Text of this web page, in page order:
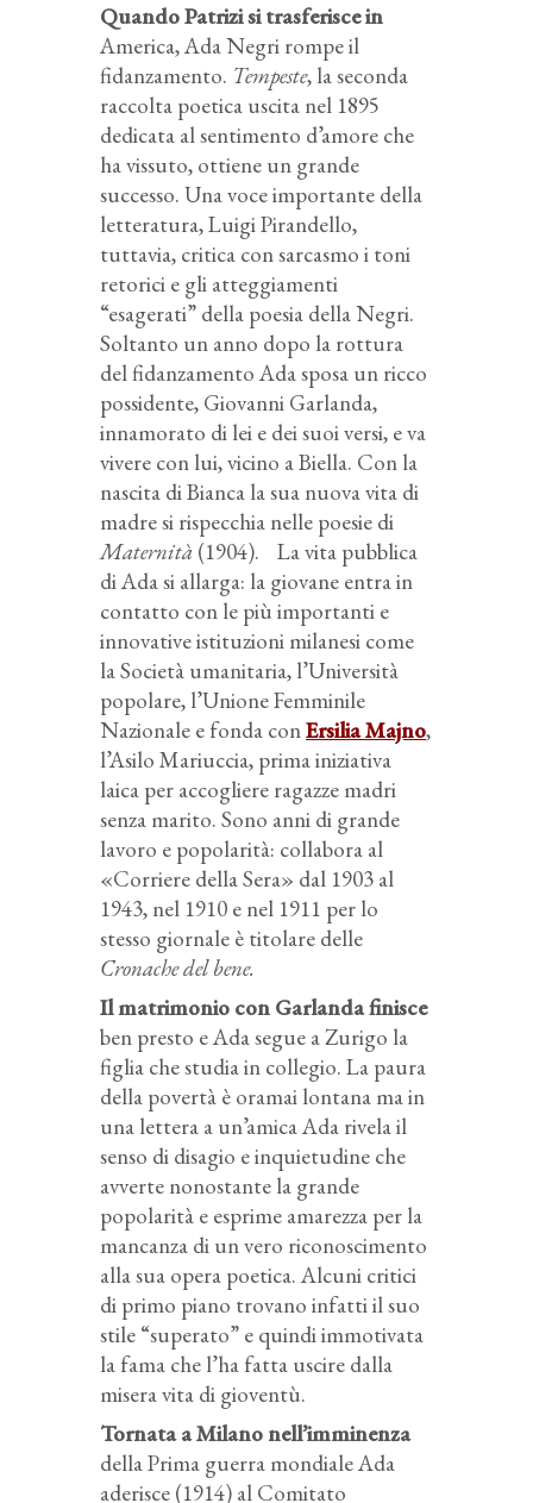
Quando Patrizi si trasferisce in
America, Ada Negri rompe il
fidanzamento. Tempeste, la seconda
raccolta poetica uscita nel 1895
dedicata al sentimento d’amore che
ha vissuto, ottiene un grande
successo. Una voce importante della
letteratura, Luigi Pirandello,
tuttavia, critica con sarcasmo i toni
retorici e gli atteggiamenti
“esagerati” della poesia della Negri.
Soltanto un anno dopo la rottura
del fidanzamento Ada sposa un ricco
possidente, Giovanni Garlanda,
innamorato di lei e dei suoi versi, e va
vivere con lui, vicino a Biella. Con la
nascita di Bianca la sua nuova vita di
madre si rispecchia nelle poesie di
Maternità (1904). La vita pubblica
di Ada si allarga: la giovane entra in
contatto con le più importanti e
innovative istituzioni milanesi come
la Società umanitaria, l’Università
popolare, l’Unione Femminile
Nazionale e fonda conErsilia Majno,
l’Asilo Mariuccia, prima iniziativa
laica per accogliere ragazze madri
senza marito. Sono anni di grande
lavoro e popolarità: collabora al
«Corriere della Sera» dal 1903 al
1943, nel 1910 e nel 1911 per lo
stesso giornale è titolare delle
Cronache del bene.
Il matrimonio con Garlanda finisce
ben presto e Ada segue a Zurigo la
figlia che studia in collegio. La paura
della povertà è oramai lontana ma in
una lettera a un’amica Ada rivela il
senso di disagio e inquietudine che
avverte nonostante la grande
popolarità e esprime amarezza per la
mancanza di un vero riconoscimento
alla sua opera poetica. Alcuni critici
di primo piano trovano infatti il suo
stile “superato” e quindi immotivata
la fama che l’ha fatta uscire dalla
misera vita di gioventù.
Tornata a Milano nell’imminenza
della Prima guerra mondiale Ada
aderisce (1914) al Comitato